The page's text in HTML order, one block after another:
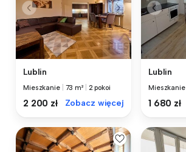
Lublin
Mieszkanie 73 m² 2 pokoi
2 200 zł Zobacz więcej
Lublin
Mieszkanie
1 680 zł